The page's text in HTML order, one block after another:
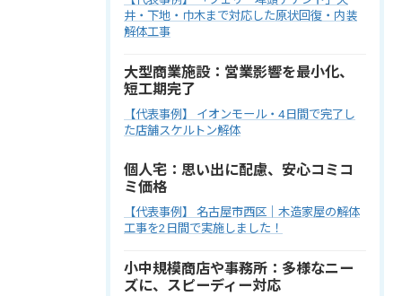
井・下地・巾木まで対応した原状回復・内装
解体工事
大型商業施設：営業影響を最小化、
短工期完了
【代表事例】 イオンモール・4日間で完了し
た店舗スケルトン解体
個人宅：思い出に配慮、安心コミコ
ミ価格
【代表事例】 名古屋市西区｜木造家屋の解体
工事を2日間で実施しました！
小中規模商店や事務所：多様なニー
ズに、スピーディー対応